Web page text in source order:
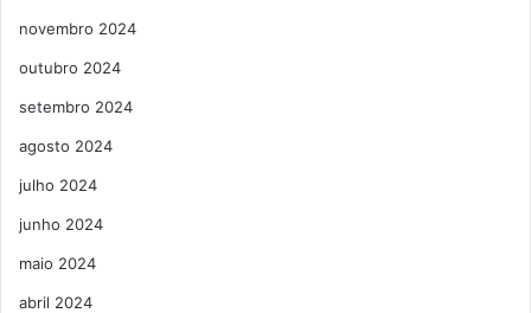
novembro 2024
outubro 2024
setembro 2024
agosto 2024
julho 2024
junho 2024
maio 2024
abril 2024